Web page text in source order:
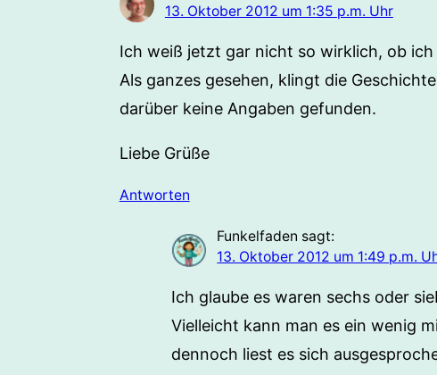
13. Oktober 2012 um 1:35 p.m. Uhr
Ich weiß jetzt gar nicht so wirklich, ob
Als ganzes gesehen, klingt die
darüber keine Angaben gefunden.
Liebe Grüße
Antworten
Funkelfaden sagt:
13. Oktober 2012 um 1:49 p.m.
Ich glaube es waren sechs oder
Vielleicht kann man es ein wenig
dennoch liest es sich